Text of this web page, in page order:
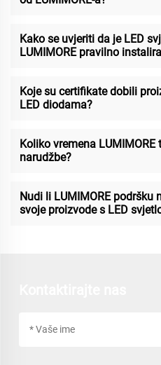
Kako se uvjeriti da je LED
LUMIMORE pravilno
Koje su certifikate dobili
LED diodama?
Koliko vremena
narudžbe?
Nudi li LUMIMORE podršku
svoje proizvode s LED